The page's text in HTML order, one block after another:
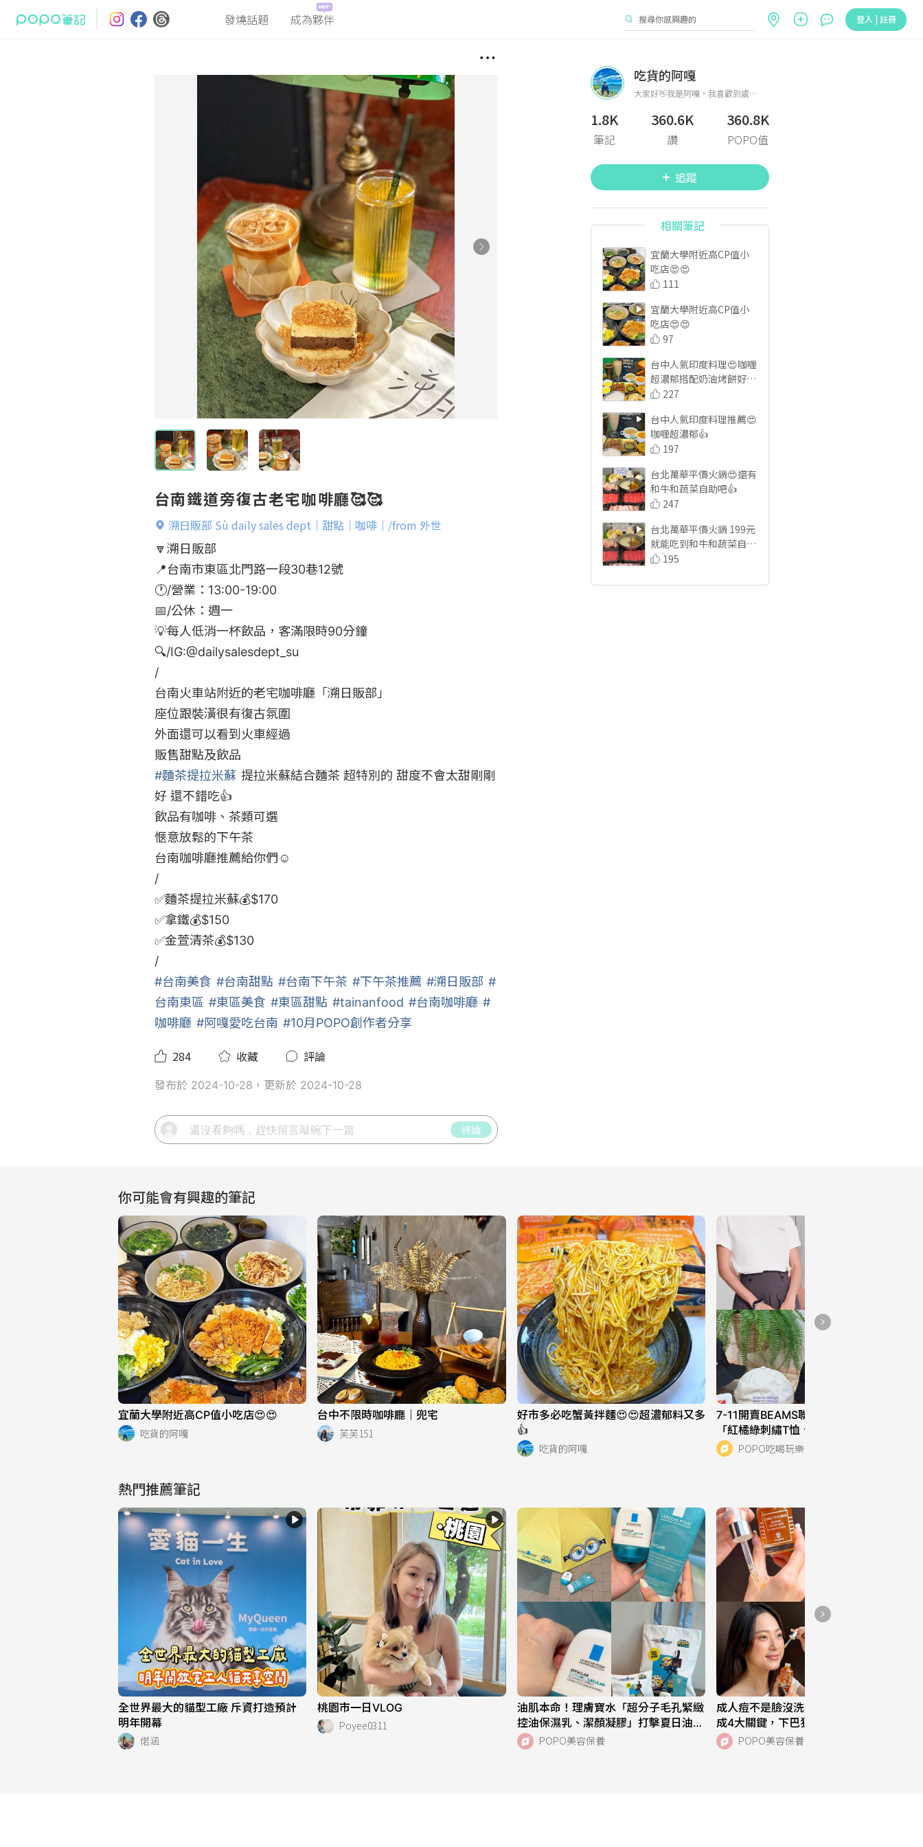
發燒話題 成為夥伴 登入 | 註冊
台南鐵道旁復古老宅咖啡廳🥰🥰
溯日販部 Sù daily sales dept｜甜點｜咖啡｜/from 外世
🔽溯日販部
📍台南市東區北門路一段30巷12號
🕐/營業：13:00-19:00
📅/公休：週一
💡每人低消一杯飲品，客滿限時90分鐘
🔍/IG:@dailysalesdept_su
/
台南火車站附近的老宅咖啡廳「溯日販部」
座位跟裝潢很有復古氛圍
外面還可以看到火車經過
#麵茶提拉米蘇 提拉米蘇結合麵茶 超特別的 甜度不會太甜剛剛
好 還不錯吃👍
飲品有咖啡、茶類可選
愜意放鬆的下午茶
台南咖啡廳推薦給你們☺️
/
✅麵茶提拉米蘇💰$170
✅拿鐵💰$150
✅金萱清茶💰$130
/
#台南美食 #台南甜點 #台南下午茶 #下午茶推薦 #溯日販部 #
台南東區 #東區美食 #東區甜點 #tainanfood #台南咖啡廳 #
咖啡廳 #阿嘎愛吃台南 #10月POPO創作者分享
284 收藏 評論
發布於 2024-10-28，更新於 2024-10-28
評論
吃貨的阿嘎
大家好👋我是阿嘎，我喜歡到處吃美食、旅遊、跑景點等等⋯，分享各地美食和景點，各位喜歡我的文章，也可以追蹤或點讚唷！謝謝各位😊還有經營兩個平台～抖音：https://vt.tiktok.com/ZSeSM3PxX/與IG:huang. Junjia~
1.8K
筆記
360.6K
讚
360.8K
POPO值
追蹤
相關筆記
宜蘭大學附近高CP值小
吃店😍😍
111
宜蘭大學附近高CP值小
吃店😍😍
97
台中人氣印度料理😍咖喱
超濃郁搭配奶油烤餅好好
吃🤤227
台中人氣印度料理推薦😍
咖喱超濃郁👍
197
台北萬華平價火鍋😍還有
和牛和蔬菜自助吧👍
247
台北萬華平價火鍋 199元
就能吃到和牛和蔬菜自助
吧👍195
好市多必吃蟹黃拌麵😍
脆皮泡芙🥰
234
台中人氣平價千層蛋糕
還有生日&彌月蛋糕👍脆
皮泡芙也很厲害🥰
234
KFC超強霸霸霸系列回歸
花生濃郁加上酥脆又嫩的
雞腿肉 鹹甜交織好好吃
🤤
210
你可能會有興趣的筆記
宜蘭大學附近高CP值小吃店😍😍
吃貨的阿嘎
台中不限時咖啡廳｜兜宅
芙芙151
好市多必吃蟹黃拌麵😍😍超濃郁料又多
👍
吃貨的阿嘎
7-11開賣BEAMS聯名周邊商品！超美
「紅橘綠刺繡T恤、棒球帽、長襪」巷
口小7就買得到！
POPO吃喝玩樂
熱門推薦筆記
全世界最大的貓型工廠 斥資打造預計
明年開幕
偌涵
桃園市一日VLOG
Poyee0311
油肌本命！理膚寶水「超分子毛孔緊緻
控油保濕乳、潔顏凝膠」打擊夏日油痘
危機，跨界聯名《小小兵與大怪獸》超
萌周邊快來收藏！
POPO美容保養
成人痘不是臉沒洗乾淨！醫師揭痘痘形
成4大關鍵，下巴狂冒痘、高糖飲食都
中，SISLEY植物極淨抗痘煥采精露、
一次搞定痘肌！
POPO美容保養